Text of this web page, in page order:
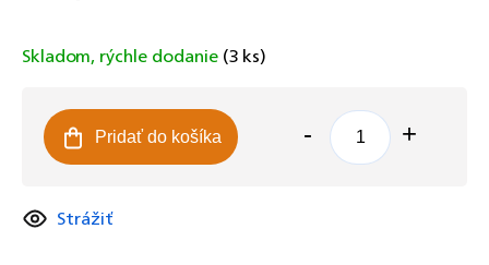
cena:
Skladom, rýchle dodanie(3 ks)
Pridať do košíka
Strážiť